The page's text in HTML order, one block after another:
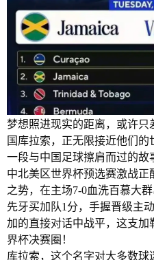
梦想照进现实的距离，或许
国库拉索，正无限接近他们
一段与中国足球擦肩而过的故
中北美区世界杯预选赛激战
之势，在主场7-0血洗百慕大
先牙买加队1分，手握晋级主
加的直接对话中战平，这支
界杯决赛圈！
库拉索，这个名字对大多数